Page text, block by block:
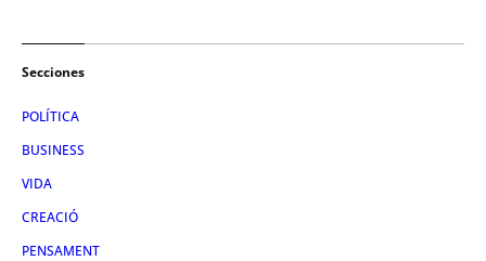
Secciones
POLÍTICA
BUSINESS
VIDA
CREACIÓ
PENSAMENT